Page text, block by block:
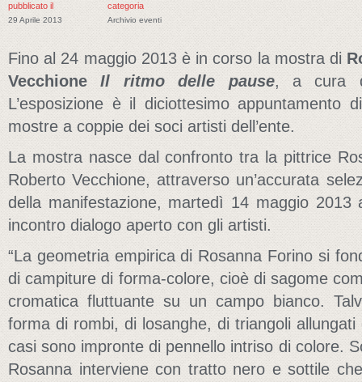
pubblicato il
29 Aprile 2013
categoria
Archivio eventi
Fino al 24 maggio 2013 è in corso la mostra di
VecchioneIl ritmo delle pause,
a cura
L’esposizione è il diciottesimo appuntamento
mostre a coppie dei soci artisti dell’ente.
La mostra nasce dal confronto tra la pittrice
Roberto Vecchione, attraverso un’accurata
della manifestazione, martedì 14 maggio
incontro dialogo aperto con gli artisti.
“La geometria empirica di Rosanna Forino si
di campiture di forma-colore, cioè di sagome
cromatica fluttuante su un campo bianco.
forma di rombi, di losanghe, di triangoli
casi sono impronte di pennello intriso di colore.
Rosanna interviene con tratto nero e sottile